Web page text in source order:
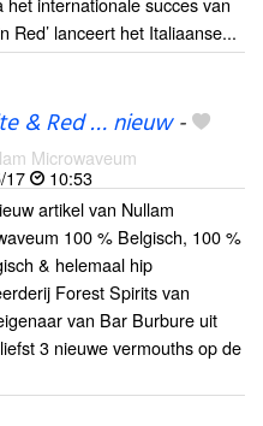
Red’ lanceert het Italiaanse...
& Red … nieuw-
Microwaveum
17
10:53
artikel van Nullam
100 % Belgisch, 100 %
& helemaal hip
Forest Spirits van
van Bar Burbure uit
3 nieuwe vermouths op de